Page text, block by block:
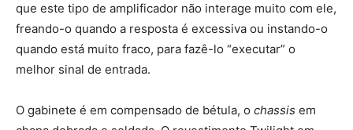
que este tipo de amplificador não interage muito com ele,
freando-o quando a resposta é excessiva ou instando-o
quando está muito fraco, para fazê-lo “executar” o
melhor sinal de entrada.
O gabinete é em compensado de bétula, o chassis em